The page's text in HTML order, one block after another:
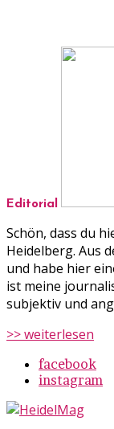
Editorial
Schön, dass du
Heidelberg. Aus
und habe hier
ist meine
subjektiv und
>> weiterlesen
facebook
instagram